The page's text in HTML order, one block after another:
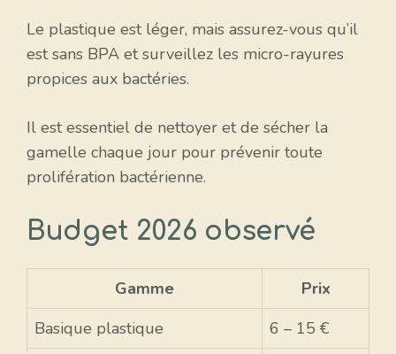
Le plastique est léger, mais assurez-vous qu’il
est sans BPA et surveillez les micro-rayures
propices aux bactéries.
Il est essentiel de nettoyer et de sécher la
gamelle chaque jour pour prévenir toute
prolifération bactérienne.
Budget 2026 observé
Gamme
Prix
Basique plastique
6 – 15 €